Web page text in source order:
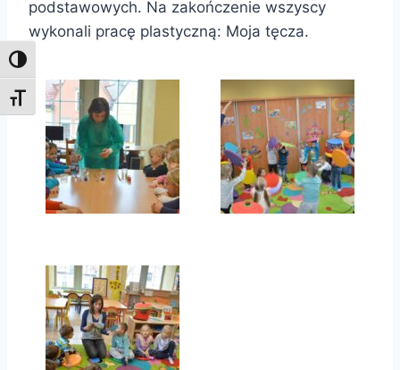
Toggle High Contrast
Toggle Font size
podstawowych. Na zakończenie wszyscy
wykonali pracę plastyczną: Moja tęcza.